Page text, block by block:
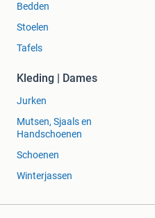
Bedden
Stoelen
Tafels
Kleding | Dames
Jurken
Mutsen, Sjaals en
Handschoenen
Schoenen
Winterjassen